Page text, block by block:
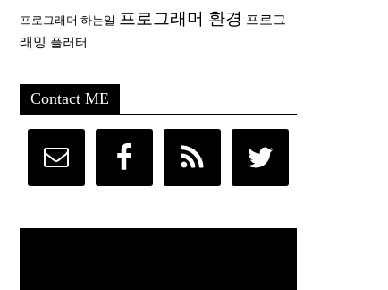
프로그래머 하는일 프로그래머 환경 프로그
래밍 플러터
Contact ME